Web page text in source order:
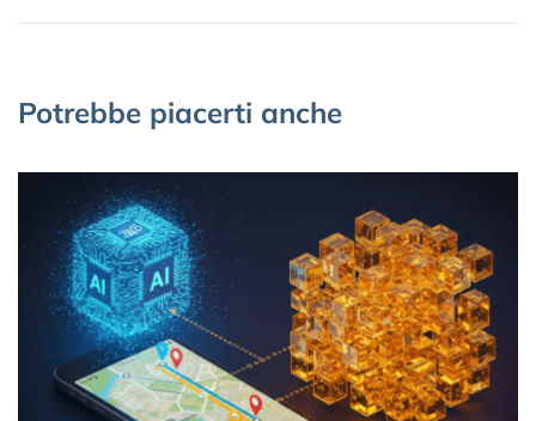
Potrebbe piacerti anche